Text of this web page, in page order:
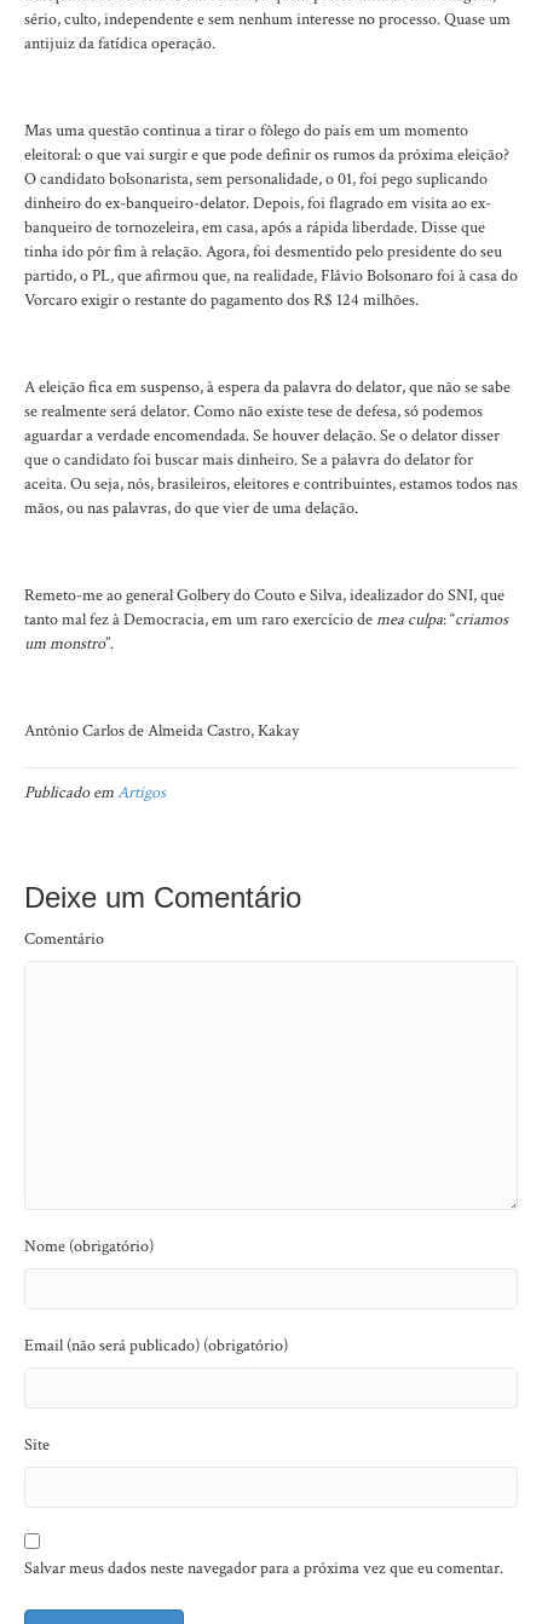
sério, culto, independente e sem nenhum interesse no processo. Quase um
antijuiz da fatídica operação.
Mas uma questão continua a tirar o fôlego do país em um momento
eleitoral: o que vai surgir e que pode definir os rumos da próxima eleição?
O candidato bolsonarista, sem personalidade, o 01, foi pego suplicando
dinheiro do ex-banqueiro-delator. Depois, foi flagrado em visita ao ex-
banqueiro de tornozeleira, em casa, após a rápida liberdade. Disse que
tinha ido pôr fim à relação. Agora, foi desmentido pelo presidente do seu
partido, o PL, que afirmou que, na realidade, Flávio Bolsonaro foi à casa do
Vorcaro exigir o restante do pagamento dos R$ 124 milhões.
A eleição fica em suspenso, à espera da palavra do delator, que não se sabe
se realmente será delator. Como não existe tese de defesa, só podemos
aguardar a verdade encomendada. Se houver delação. Se o delator disser
que o candidato foi buscar mais dinheiro. Se a palavra do delator for
aceita. Ou seja, nós, brasileiros, eleitores e contribuintes, estamos todos nas
mãos, ou nas palavras, do que vier de uma delação.
Remeto-me ao general Golbery do Couto e Silva, idealizador do SNI, que
tanto mal fez à Democracia, em um raro exercício demea culpa: “criamos
um monstro”.
Antônio Carlos de Almeida Castro, Kakay
Publicado emArtigos
Deixe um Comentário
Comentário
Nome (obrigatório)
Email (não será publicado) (obrigatório)
Site
Salvar meus dados neste navegador para a próxima vez que eu comentar.